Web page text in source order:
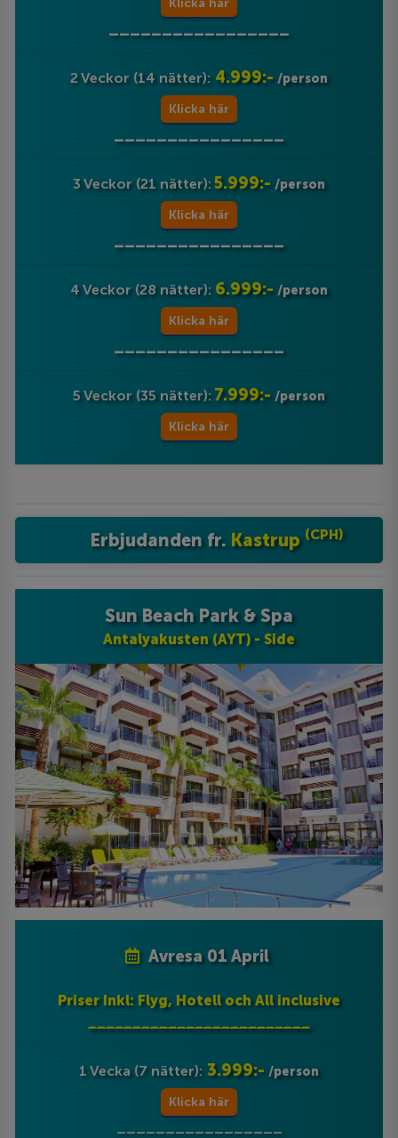
2 Veckor (14 nätter): 4.999:- /person
Klicka här
3 Veckor (21 nätter): 5.999:- /person
Klicka här
4 Veckor (28 nätter): 6.999:- /person
Klicka här
5 Veckor (35 nätter): 7.999:- /person
Klicka här
Erbjudanden fr. Kastrup (CPH)
Sun Beach Park & Spa
Antalyakusten (AYT) - Side
Avresa 01 April
Priser Inkl: Flyg, Hotell och All inclusive
_________________________
1 Vecka (7 nätter): 3.999:- /person
Klicka här
_________________